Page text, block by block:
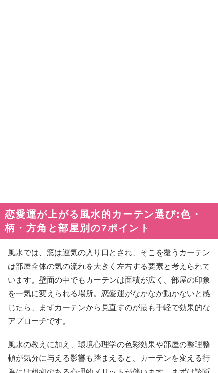
恋愛運が上がる風水的カーテン選び:色・
柄・方角と部屋別の7ポイント
風水では、窓は運気の入り口とされ、そこを覆うカーテン
は部屋全体の気の流れを大きく左右する要素と考えられて
います。壁面の中でもカーテンは面積が広く、部屋の印象
を一気に変えられる場所。恋愛運がなかなか動かないと感
じたら、まずカーテンから見直すのが最も手軽で効果的な
アプローチです。
風水の教えに加え、環境心理学の色彩効果や部屋の整理整
頓が気分に与える影響も踏まえると、カーテンを変える行